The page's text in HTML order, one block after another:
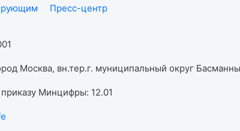
Пресс-центр
Москва, вн.тер.г. муниципальный округ
Минцифры: 12.01